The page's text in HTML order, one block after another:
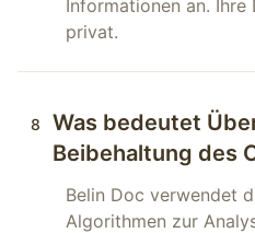
Informationen an.
privat.
8
Was bedeutet
Beibehaltung des
Belin Doc verwendet
Algorithmen zur